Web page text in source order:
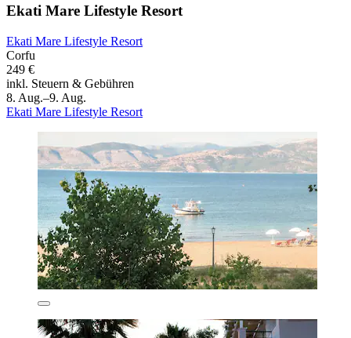
Ekati Mare Lifestyle Resort
Ekati Mare Lifestyle Resort
Corfu
249 €
inkl. Steuern & Gebühren
8. Aug.–9. Aug.
Ekati Mare Lifestyle Resort